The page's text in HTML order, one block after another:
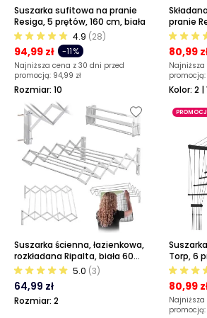
Suszarka sufitowa na pranie
Resiga, 5 prętów, 160 cm, biała
4.9 (28)
94,99 zł -11%
Najniższa cena z 30 dni przed
promocją: 94,99 zł
Rozmiar: 10
pranie
80,99
promocją:
Kolor: 2
Suszarka ścienna, łazienkowa,
rozkładana Ripalta, biała 60
cm
5.0 (3)
64,99 zł
Rozmiar: 2
Torp, 6
80,99
promocją: